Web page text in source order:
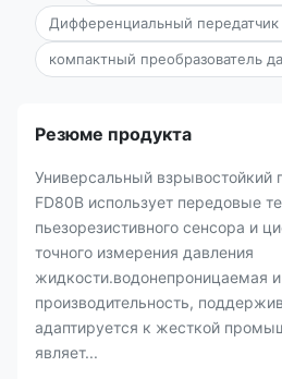
Дифференциальный передатчик
компактный преобразователь
Резюме продукта
Универсальный взрывостойкий
FD80B использует передовые
пьезорезистивного сенсора и
точного измерения давления
жидкости.водонепроницаемая
производительность,
адаптируется к жесткой
являет...